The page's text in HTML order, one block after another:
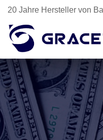
20 Jahre Hersteller von